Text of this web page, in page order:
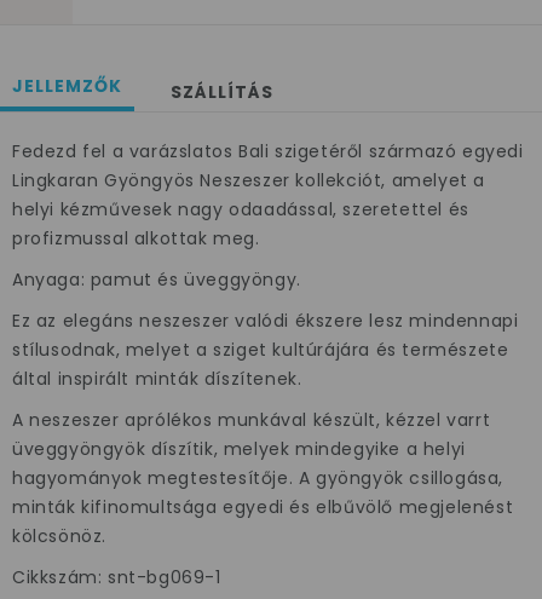
JELLEMZŐK SZÁLLÍTÁS
Fedezd fel a varázslatos Bali szigetéről származó egyedi
Lingkaran Gyöngyös Neszeszer kollekciót, amelyet a
helyi kézművesek nagy odaadással, szeretettel és
profizmussal alkottak meg.
Anyaga: pamut és üveggyöngy.
Ez az elegáns neszeszer valódi ékszere lesz mindennapi
stílusodnak, melyet a sziget kultúrájára és természete
által inspirált minták díszítenek.
A neszeszer aprólékos munkával készült, kézzel varrt
üveggyöngyök díszítik, melyek mindegyike a helyi
hagyományok megtestesítője. A gyöngyök csillogása,
minták kifinomultsága egyedi és elbűvölő megjelenést
kölcsönöz.
Cikkszám: snt-bg069-1
×